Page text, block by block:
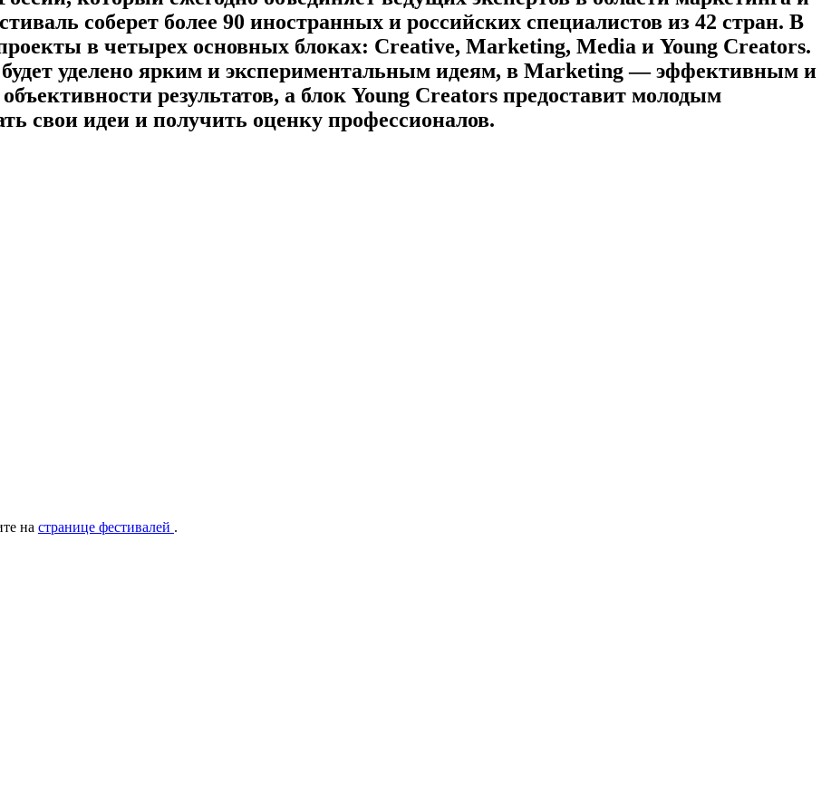
соберет более 90 иностранных и российских специалистов из 42 стран. В
в четырех основных блоках: Creative, Marketing, Media и Young Creators.
будет уделено ярким и экспериментальным идеям, в Marketing — эффективным и
результатов, а блок Young Creators предоставит молодым
свои идеи и получить оценку профессионалов.
на странице фестивалей .